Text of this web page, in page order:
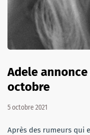
Adele
octobre
5 octobre 2021
Après des rumeurs qui